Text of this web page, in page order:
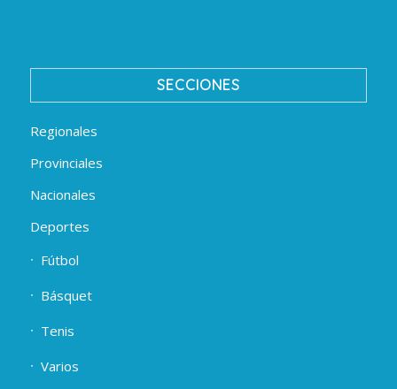
SECCIONES
Regionales
Provinciales
Nacionales
Deportes
Fútbol
Básquet
Tenis
Varios